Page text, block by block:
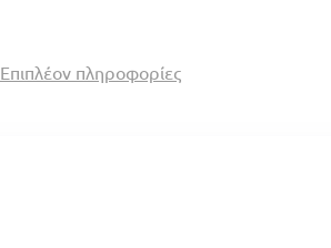
Επιπλέον πληροφορίες